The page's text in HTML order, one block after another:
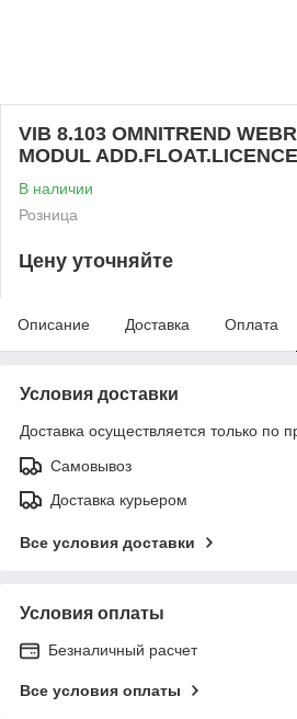
VIB 8.103 OMNITREND
MODUL
В наличии
Розница
Цену уточняйте
Описание Доставка Оплата
Условия доставки
Доставка осуществляется только по
Самовывоз
Доставка курьером
Все условия доставки
Условия оплаты
Безналичный расчет
Все условия оплаты